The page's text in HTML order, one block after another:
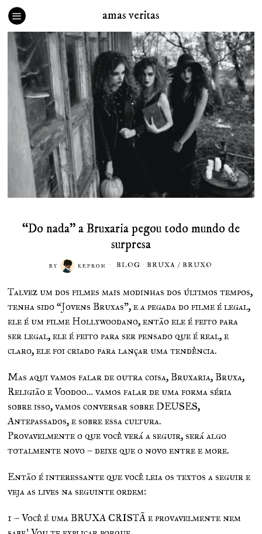
amas veritas
“Do nada” a Bruxaria pegou todo mundo de
surpresa
BY KEFRON BLOG · BRUXA / BRUXO
Talvez um dos filmes mais modinhas dos últimos tempos,
tenha sido “Jovens Bruxas”, e a pegada do filme é legal,
ele é um filme Hollywoodano, então ele é feito para
ser legal, ele é feito para ser pensado que é real, e
claro, ele foi criado para lançar uma tendência.
Mas aqui vamos falar de outra coisa, Bruxaria, Bruxa,
Religião e Voodoo… vamos falar de uma forma séria
sobre isso, vamos conversar sobre DEUSES,
Antepassados, e sobre essa cultura.
Provavelmente o que você verá a seguir, será algo
totalmente novo – deixe que o novo entre e more.
Então é interessante que você leia os textos a seguir e
veja as lives na seguinte ordem:
1 – Você é uma BRUXA CRISTÃ e provavelmente nem